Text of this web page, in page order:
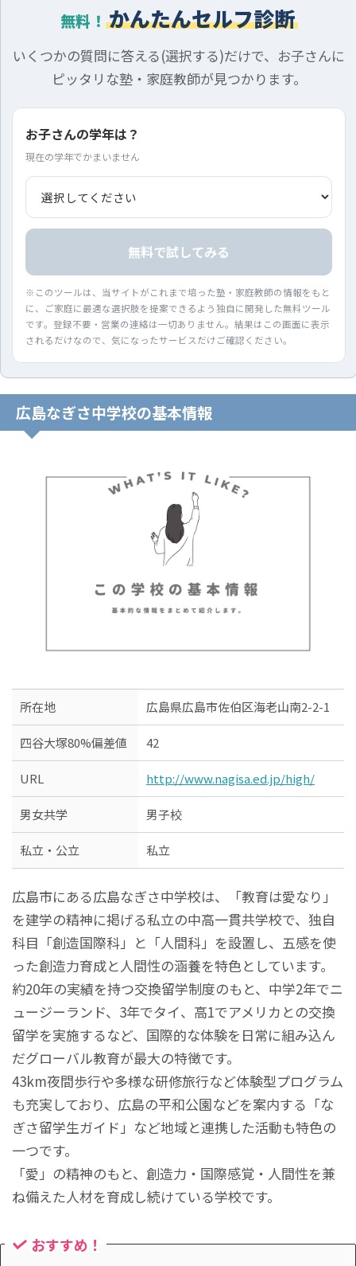
無料！ かんたんセルフ診断
いくつかの質問に答える(選択する)だけで、お子さんに
ピッタリな塾・家庭教師が見つかります。
お子さんの学年は？
現在の学年でかまいません
無料で試してみる
※このツールは、当サイトがこれまで培った塾・家庭教師の情報をもと
に、ご家庭に最適な選択肢を提案できるよう独自に開発した無料ツール
です。登録不要・営業の連絡は一切ありません。結果はこの画面に表示
されるだけなので、気になったサービスだけご確認ください。
広島なぎさ中学校の基本情報
所在地 広島県広島市佐伯区海老山南2-2-1
四谷大塚80%偏差値 42
URL http://www.nagisa.ed.jp/high/
男女共学 男子校
私立・公立 私立
広島市にある広島なぎさ中学校は、「教育は愛なり」
を建学の精神に掲げる私立の中高一貫共学校で、独自
科目「創造国際科」と「人間科」を設置し、五感を使
った創造力育成と人間性の涵養を特色としています。
約20年の実績を持つ交換留学制度のもと、中学2年でニ
ュージーランド、3年でタイ、高1でアメリカとの交換
留学を実施するなど、国際的な体験を日常に組み込ん
だグローバル教育が最大の特徴です。
43km夜間歩行や多様な研修旅行など体験型プログラム
も充実しており、広島の平和公園などを案内する「な
ぎさ留学生ガイド」など地域と連携した活動も特色の
一つです。
「愛」の精神のもと、創造力・国際感覚・人間性を兼
ね備えた人材を育成し続けている学校です。
おすすめ！